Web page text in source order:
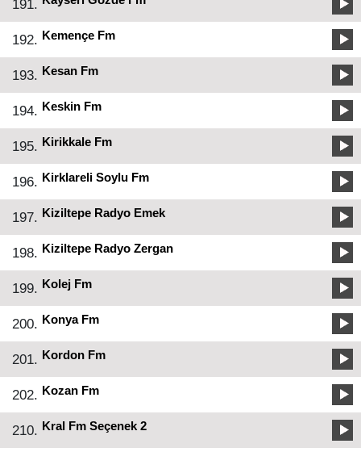
191.
192. Kemençe Fm
193. Kesan Fm
194. Keskin Fm
195. Kirikkale Fm
196. Kirklareli Soylu Fm
197. Kiziltepe Radyo Emek
198. Kiziltepe Radyo Zergan
199. Kolej Fm
200. Konya Fm
201. Kordon Fm
202. Kozan Fm
210. Kral Fm Seçenek 2